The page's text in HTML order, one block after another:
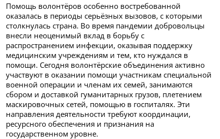
Помощь волонтёров особенно востребованной
оказалась в периоды серьёзных вызовов, с которыми
столкнулась страна. Во время пандемии добровольцы
внесли неоценимый вклад в борьбу с
распространением инфекции, оказывая поддержку
медицинским учреждениям и тем, кто нуждался в
помощи. Сегодня волонтёрские объединения активно
участвуют в оказании помощи участникам специальной
военной операции и членам их семей, занимаются
сбором и доставкой гуманитарных грузов, плетением
маскировочных сетей, помощью в госпиталях. Эти
направления деятельности требуют координации,
ресурсного обеспечения и признания на
государственном уровне.